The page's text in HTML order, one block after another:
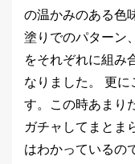
の温かみのある色
塗りでのパターン
をそれぞれに組み
なりました。 更に
す。この時あまり
ガチャしてまとま
はわかっているの